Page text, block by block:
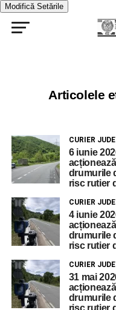
Modifică Setările
Articolele
CURIER
6 iunie
drumurile
risc rutier
CURIER
4 iunie
drumurile
risc rutier
CURIER
31 mai
drumurile
risc rutier